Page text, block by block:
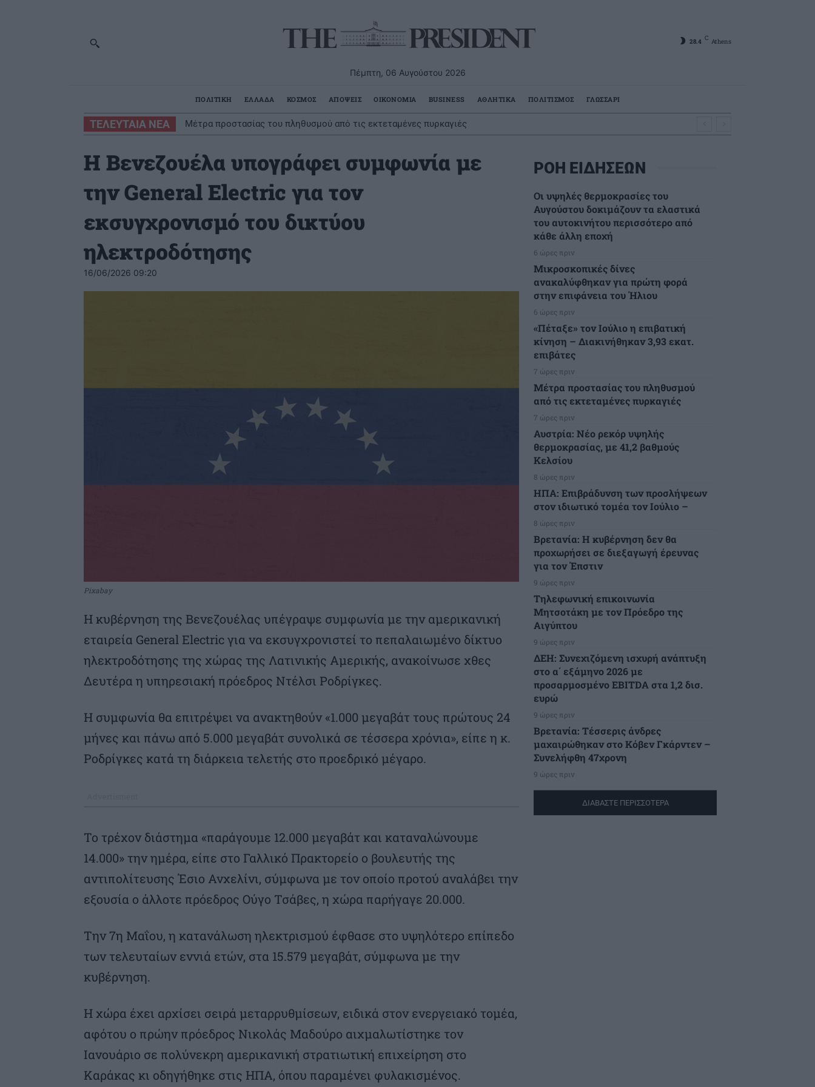
Πέμπτη, 06 Αυγούστου 2026
28.4 C Athens
ΠΟΛΙΤΙΚΗ ΕΛΛΑΔΑ ΚΟΣΜΟΣ ΑΠΟΨΕΙΣ ΟΙΚΟΝΟΜΙΑ BUSINESS ΑΘΛΗΤΙΚΑ ΠΟΛΙΤΙΣΜΟΣ ΓΛΩΣΣΑΡΙ
ΤΕΛΕΥΤΑΙΑ ΝΕΑ Μέτρα προστασίας του πληθυσμού από τις εκτεταμένες πυρκαγιές
Η Βενεζουέλα υπογράφει συμφωνία με
την General Electric για τον
εκσυγχρονισμό του δικτύου
ηλεκτροδότησης
16/06/2026 09:20
Pixabay
Η κυβέρνηση της Βενεζουέλας υπέγραψε συμφωνία με την αμερικανική
εταιρεία General Electric για να εκσυγχρονιστεί το πεπαλαιωμένο δίκτυο
ηλεκτροδότησης της χώρας της Λατινικής Αμερικής, ανακοίνωσε χθες
Δευτέρα η υπηρεσιακή πρόεδρος Ντέλσι Ροδρίγκες.
Η συμφωνία θα επιτρέψει να ανακτηθούν «1.000 μεγαβάτ τους πρώτους 24
μήνες και πάνω από 5.000 μεγαβάτ συνολικά σε τέσσερα χρόνια», είπε η κ.
Ροδρίγκες κατά τη διάρκεια τελετής στο προεδρικό μέγαρο.
Το τρέχον διάστημα «παράγουμε 12.000 μεγαβάτ και καταναλώνουμε
14.000» την ημέρα, είπε στο Γαλλικό Πρακτορείο ο βουλευτής της
αντιπολίτευσης Έσιο Ανχελίνι, σύμφωνα με τον οποίο προτού αναλάβει την
εξουσία ο άλλοτε πρόεδρος Ούγο Τσάβες, η χώρα παρήγαγε 20.000.
Την 7η Μαΐου, η κατανάλωση ηλεκτρισμού έφθασε στο υψηλότερο επίπεδο
των τελευταίων εννιά ετών, στα 15.579 μεγαβάτ, σύμφωνα με την
κυβέρνηση.
Η χώρα έχει αρχίσει σειρά μεταρρυθμίσεων, ειδικά στον ενεργειακό τομέα,
αφότου ο πρώην πρόεδρος Νικολάς Μαδούρο αιχμαλωτίστηκε τον
Ιανουάριο σε πολύνεκρη αμερικανική στρατιωτική επιχείρηση στο
Καράκας κι οδηγήθηκε στις ΗΠΑ, όπου παραμένει φυλακισμένος.
ΡΟΗ ΕΙΔΗΣΕΩΝ
Οι υψηλές θερμοκρασίες του
Αυγούστου δοκιμάζουν τα ελαστικά
του αυτοκινήτου περισσότερο από
κάθε άλλη εποχή
6 ώρες πριν
Μικροσκοπικές δίνες
ανακαλύφθηκαν για πρώτη φορά
στην επιφάνεια του Ήλιου
6 ώρες πριν
«Πέταξε» τον Ιούλιο η επιβατική
κίνηση – Διακινήθηκαν 3,93 εκατ.
επιβάτες
7 ώρες πριν
Μέτρα προστασίας του πληθυσμού
από τις εκτεταμένες πυρκαγιές
7 ώρες πριν
Αυστρία: Νέο ρεκόρ υψηλής
θερμοκρασίας, με 41,2 βαθμούς
Κελσίου
8 ώρες πριν
ΗΠΑ: Επιβράδυνση των προσλήψεων
στον ιδιωτικό τομέα τον Ιούλιο –
8 ώρες πριν
Βρετανία: Η κυβέρνηση δεν θα
προχωρήσει σε διεξαγωγή έρευνας
για τον Έπστιν
9 ώρες πριν
Τηλεφωνική επικοινωνία
Μητσοτάκη με τον Πρόεδρο της
Αιγύπτου
9 ώρες πριν
ΔΕΗ: Συνεχιζόμενη ισχυρή ανάπτυξη
στο α΄ εξάμηνο 2026 με
προσαρμοσμένο EBITDA στα 1,2 δισ.
ευρώ
9 ώρες πριν
Βρετανία: Τέσσερις άνδρες
μαχαιρώθηκαν στο Κόβεν Γκάρντεν –
Συνελήφθη 47χρονη
9 ώρες πριν
ΔΙΑΒΑΣΤΕ ΠΕΡΙΣΣΟΤΕΡΑ